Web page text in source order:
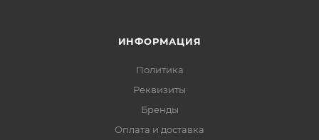
ИНФОРМАЦИЯ
Политика
Реквизиты
Бренды
Оплата и доставка